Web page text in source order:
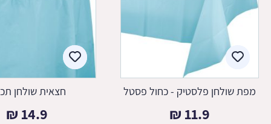
מפת שולחן פלסטיק - כחול פסטל
11.9
₪
חצאית שולחן
14.9
₪